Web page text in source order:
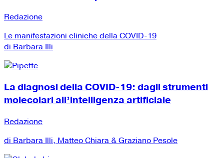
Redazione
Le manifestazioni cliniche della COVID-19
di Barbara Illi
La diagnosi della COVID-19: dagli strumenti
molecolari all’intelligenza artificiale
Redazione
di Barbara Illi, Matteo Chiara & Graziano Pesole